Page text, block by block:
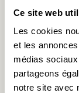
Ce site web
Les cookies
et les
médias
partageons
notre site avec
Décryptage
actuels
Publié le